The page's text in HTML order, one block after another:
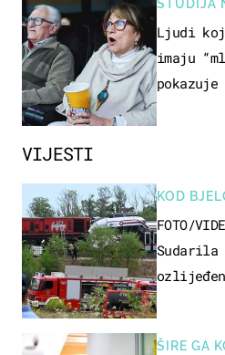
VIJESTI
KOD
FOTO/
ŠIRE GA
STUDIJA
OSOBA
Ljudi
imaju